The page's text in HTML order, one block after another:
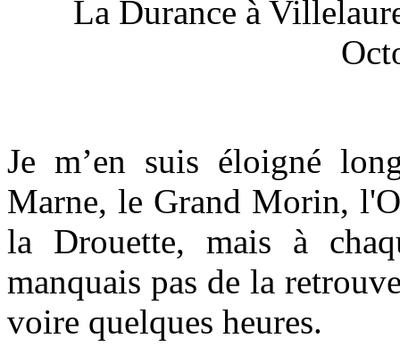
La Durance à
Je m’en suis éloigné
Marne, le Grand Morin,
la Drouette, mais à
manquais pas de la
voire quelques heures.